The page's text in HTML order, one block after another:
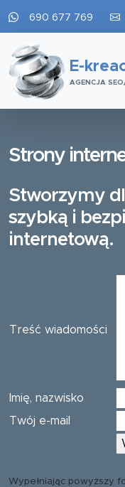
690 677 769
E-
AGENCJA
Strony
Stworzymy
szybką i
internetową.
Treść wiadomości
Imię, nazwisko
Twój e-mail
Wypełniając powyższy